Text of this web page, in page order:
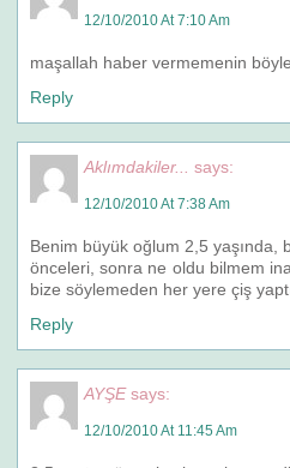
12/10/2010 At 7:10 Am
maşallah haber vermemenin
Reply
Aklımdakiler... says:
12/10/2010 At 7:38 Am
Benim büyük oğlum 2,5 yaşında,
önceleri, sonra ne oldu bilmem
bize söylemeden her yere çiş
Reply
AYŞE says:
12/10/2010 At 11:45 Am